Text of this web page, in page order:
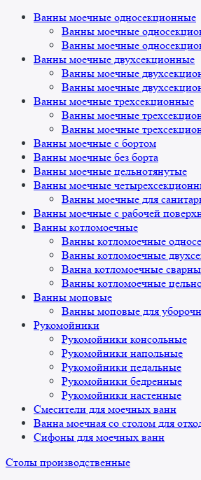
Ванны моечные односекционные
Ванны моечные
Ванны моечные
Ванны моечные двухсекционные
Ванны моечные
Ванны моечные
Ванны моечные трехсекционные
Ванны моечные
Ванны моечные
Ванны моечные с бортом
Ванны моечные без борта
Ванны моечные цельнотянутые
Ванны моечные
Ванны моечные для
Ванны моечные с рабочей
Ванны котломоечные
Ванны котломоечные
Ванны котломоечные
Ванна котломоечные
Ванны котломоечные
Ванны моповые
Ванны моповые для
Рукомойники
Рукомойники консольные
Рукомойники напольные
Рукомойники педальные
Рукомойники бедренные
Рукомойники настенные
Смесители для моечных ванн
Ванна моечная со столом для
Сифоны для моечных ванн
Столы производственные